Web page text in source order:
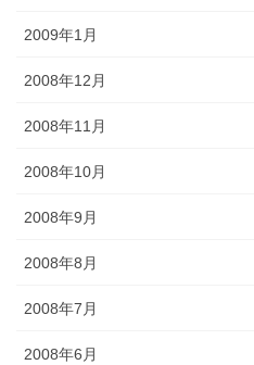
2009年1月
2008年12月
2008年11月
2008年10月
2008年9月
2008年8月
2008年7月
2008年6月